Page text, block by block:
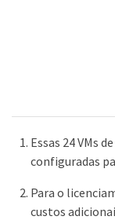
Essas 24 VMs
configuradas
Para o
custos